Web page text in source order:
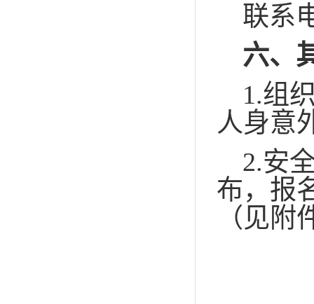
联系
六、
1.组
人身意
2.安
布，报
（见附